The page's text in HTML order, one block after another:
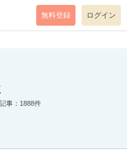
mode=return level=notice
無料登録 ログイン
事：1888件